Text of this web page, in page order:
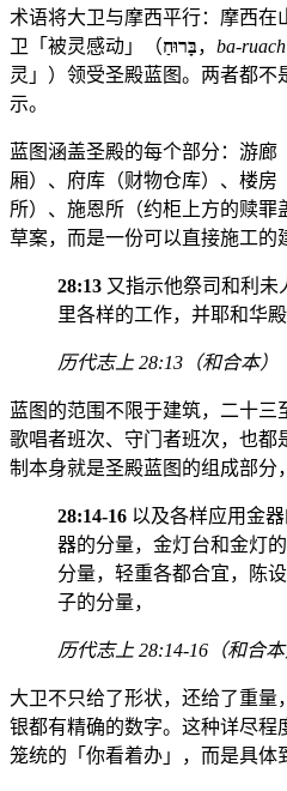
术语将大卫与摩西平行：摩西在
卫「被灵感动」（בָּרוּחַ， ba-ruach
灵」）领受圣殿蓝图。两者都不
示。
蓝图涵盖圣殿的每个部分：游廊
厢）、府库（财物仓库）、楼房
所）、施恩所（约柜上方的赎
草案，而是一份可以直接施工的
28:13 又指示他祭司和利未
里各样的工作，并耶和华
历代志上 28:13（和合本）
蓝图的范围不限于建筑，二十三
歌唱者班次、守门者班次，也都
制本身就是圣殿蓝图的组成部分
28:14-16 以及各样应用金
器的分量，金灯台和金灯
分量，轻重各都合宜，陈
子的分量，
历代志上 28:14-16（和合本
大卫不只给了形状，还给了重量
银都有精确的数字。这种详尽程
笼统的「你看着办」，而是具体